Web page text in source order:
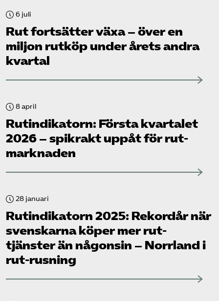
6 juli
Rut fortsätter växa – över en
miljon rutköp under årets andra
kvartal
8 april
Rut­indikatorn: Första kvartalet
2026 – spikrakt uppåt för rut-
marknaden
28 januari
Rut­indikatorn 2025: Rekordår när
svenskarna köper mer rut-
tjänster än någonsin – Norrland i
rut-rusning